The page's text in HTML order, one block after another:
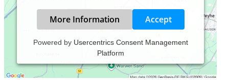
More Information Accept
Powered by Usercentrics Consent Management
Platform
Traditionelle und komplementäre Medizin, Heilkunde